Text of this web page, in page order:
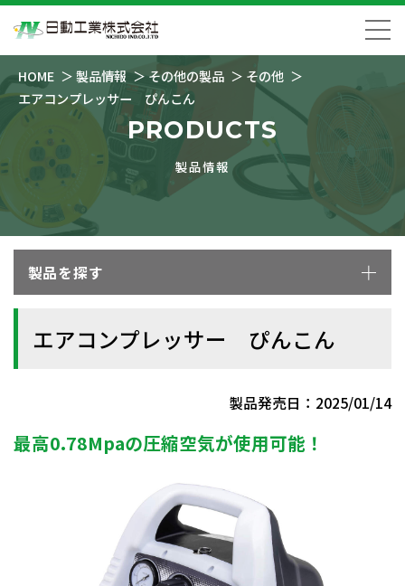
HOME 製品情報 その他の製品
その他
エアコンプレッサー ぴんこん
PRODUCTS
製品情報
製品を探す
エアコンプレッサー ぴんこん
製品発売日：2025/01/14
最高0.78Mpaの圧縮空気が使用可能！